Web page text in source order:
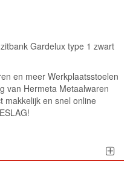
Gardelux type 1 zwart
en meer Werkplaatsstoelen
van Hermeta Metaalwaren
makkelijk en snel online